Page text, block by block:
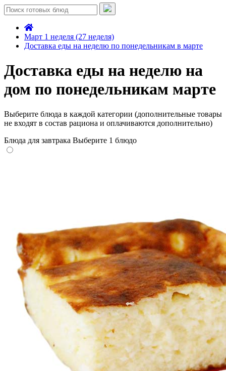
Март 1 неделя (27 неделя)
Доставка еды на неделю по понедельникам в марте
Доставка еды на неделю на
дом по понедельникам марте
Выберите блюда в каждой категории (дополнительные товары
не входят в состав рациона и оплачиваются дополнительно)
Блюда для завтрака Выберите 1 блюдо